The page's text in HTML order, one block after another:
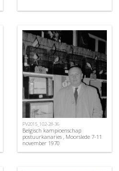
PV2015_102-28-36
Belgisch kampioenschap
postuurkanaries , Moorslede 7-11
november 1970